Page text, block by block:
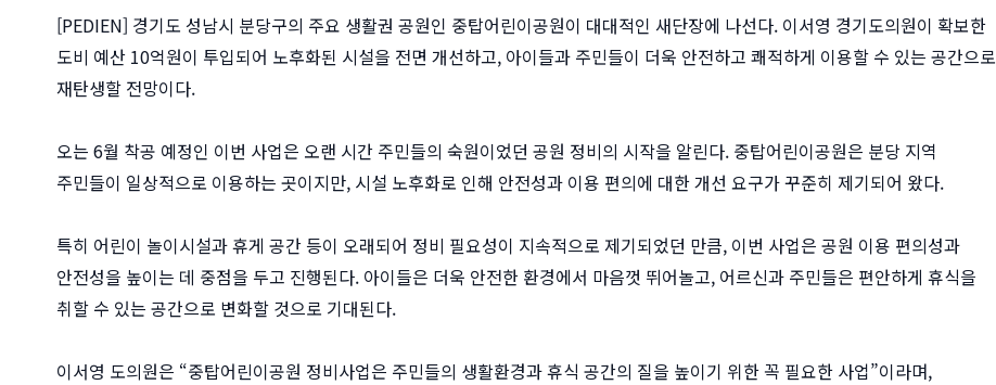
[PEDIEN] 경기도 성남시 분당구의 주요 생활권 공원인 중탑어린이공원이 대대적인 새단장에 나선다. 이서영 경기도의원이 확보한
도비 예산 10억원이 투입되어 노후화된 시설을 전면 개선하고, 아이들과 주민들이 더욱 안전하고 쾌적하게 이용할 수 있는 공간으로
재탄생할 전망이다.
오는 6월 착공 예정인 이번 사업은 오랜 시간 주민들의 숙원이었던 공원 정비의 시작을 알린다. 중탑어린이공원은 분당 지역
주민들이 일상적으로 이용하는 곳이지만, 시설 노후화로 인해 안전성과 이용 편의에 대한 개선 요구가 꾸준히 제기되어 왔다.
특히 어린이 놀이시설과 휴게 공간 등이 오래되어 정비 필요성이 지속적으로 제기되었던 만큼, 이번 사업은 공원 이용 편의성과
안전성을 높이는 데 중점을 두고 진행된다. 아이들은 더욱 안전한 환경에서 마음껏 뛰어놀고, 어르신과 주민들은 편안하게 휴식을
취할 수 있는 공간으로 변화할 것으로 기대된다.
이서영 도의원은 “중탑어린이공원 정비사업은 주민들의 생활환경과 휴식 공간의 질을 높이기 위한 꼭 필요한 사업”이라며,